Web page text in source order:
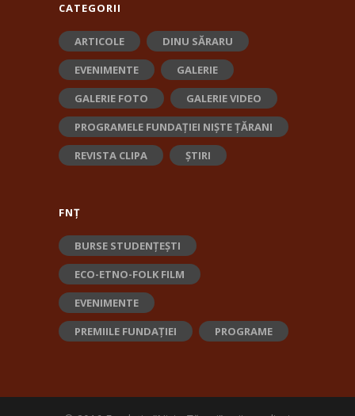
CATEGORII
ARTICOLE
DINU SĂRARU
EVENIMENTE
GALERIE
GALERIE FOTO
GALERIE VIDEO
PROGRAMELE FUNDAȚIEI NIȘTE ȚĂRANI
REVISTA CLIPA
ȘTIRI
FNȚ
BURSE STUDENȚEȘTI
ECO-ETNO-FOLK FILM
EVENIMENTE
PREMIILE FUNDAȚIEI
PROGRAME